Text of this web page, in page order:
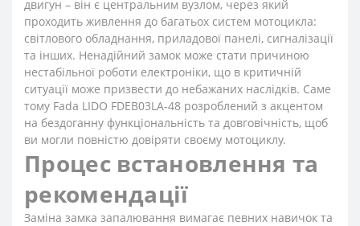
двигун – він є центральним вузлом, через який
проходить живлення до багатьох систем мотоцикла:
світлового обладнання, приладової панелі, сигналізації
та інших. Ненадійний замок може стати причиною
нестабільної роботи електроніки, що в критичній
ситуації може призвести до небажаних наслідків. Саме
тому Fada LIDO FDEB03LA-48 розроблений з акцентом
на бездоганну функціональність та довговічність, щоб
ви могли повністю довіряти своєму мотоциклу.
Процес встановлення та
рекомендації
Заміна замка запалювання вимагає певних навичок та